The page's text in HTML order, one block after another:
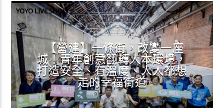
YOYO LIVE SHOW
【營建】一條街，改變一座
城！青年創意翻轉人本環境，
打造安全、有溫度、人人都想
走的幸福街道